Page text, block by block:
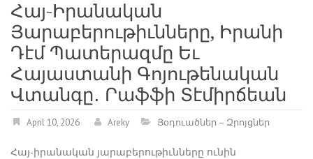
Հայ-Իրանական
Յարաբերութիւնները, Իրանի
Դէմ Պատերազմը Եւ
Հայաստանի Գոյութենական
Վտանգը․ Րաֆֆի Տէմիրճեան
April 10, 2026 Areky Յօդուածներ – Զրոյցներ
Հայ-իրանական յարաբերութիւնները ունին